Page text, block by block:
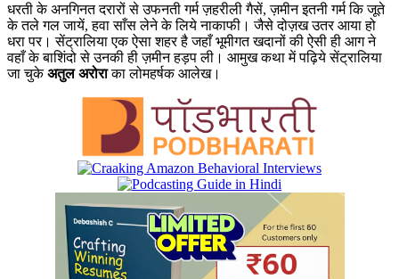
धरती के अनगिनत दरारों से उफनती गर्म ज़हरीली गैसें, ज़मीन इतनी गर्म कि जूते
के तले गल जायें, हवा साँस लेने के लिये नाकाफी। जैसे दोज़ख उतर आया हो
धरा पर। सेंट्रालिया एक ऐसा शहर है जहाँ भूमीगत खदानों की ऐसी ही आग ने
वहाँ के बाशिंदो से उनकी ही ज़मीन हड़प ली। आमुख कथा में पढ़िये सेंट्रालिया
जा चुकेअतुल अरोराका लोमहर्षक आलेख।